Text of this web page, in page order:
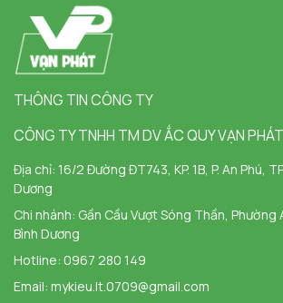
THÔNG TIN CÔNG TY
CÔNG TY TNHH TM DV ẮC QUY VẠN PHÁT
Địa chỉ: 16/2 Đường ĐT743, KP. 1B, P. An Phú,
Dương
Chi nhánh: Gần Cầu Vượt Sóng Thần, Phường
Bình Dương
Hotline: 0967 280 149
Email: mykieu.lt.0709@gmail.com